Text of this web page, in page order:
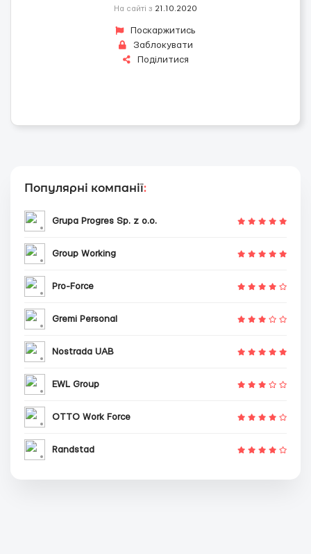
На сайті з 21.10.2020
Поскаржитись
Заблокувати
Поділитися
Популярні компанії:
Grupa Progres Sp. z o.o.
Group Working
Pro-Force
Gremi Personal
Nostrada UAB
EWL Group
OTTO Work Force
Randstad